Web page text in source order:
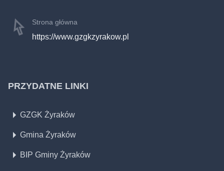
Strona główna
https://www.gzgkzyrakow.pl
PRZYDATNE LINKI
GZGK Żyraków
Gmina Żyraków
BIP Gminy Żyraków